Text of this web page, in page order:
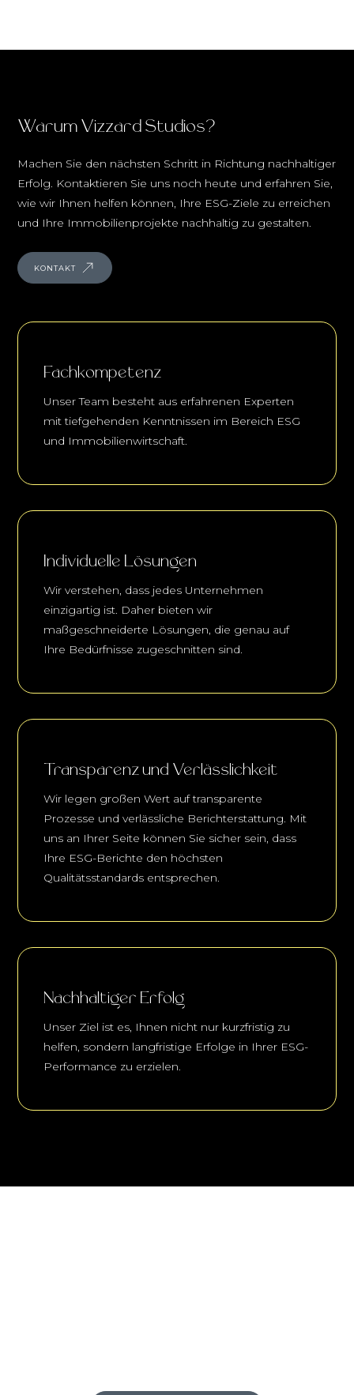
Warum Vizzard Studios?
Machen Sie den nächsten Schritt in Richtung nachhaltiger
Erfolg. Kontaktieren Sie uns noch heute und erfahren Sie,
wie wir Ihnen helfen können, Ihre ESG-Ziele zu erreichen
und Ihre Immobilienprojekte nachhaltig zu gestalten.
KONTAKT
Fachkompetenz
Unser Team besteht aus erfahrenen Experten
mit tiefgehenden Kenntnissen im Bereich ESG
und Immobilienwirtschaft.
Individuelle Lösungen
Wir verstehen, dass jedes Unternehmen
einzigartig ist. Daher bieten wir
maßgeschneiderte Lösungen, die genau auf
Ihre Bedürfnisse zugeschnitten sind.
Transparenz und Verlässlichkeit
Wir legen großen Wert auf transparente
Prozesse und verlässliche Berichterstattung. Mit
uns an Ihrer Seite können Sie sicher sein, dass
Ihre ESG-Berichte den höchsten
Qualitätsstandards entsprechen.
Nachhaltiger Erfolg
Unser Ziel ist es, Ihnen nicht nur kurzfristig zu
helfen, sondern langfristige Erfolge in Ihrer ESG-
Performance zu erzielen.